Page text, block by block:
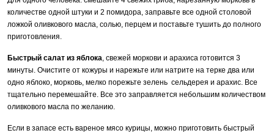
количестве одной штуки и 2 помидора, заправьте все одной столовой
ложкой оливкового масла, солью, перцем и поставьте тушить до полного
приготовления.
Быстрый салат из яблока, свежей моркови и арахиса готовится 3
минуты. Очистите от кожуры и нарежьте или натрите на терке два или
одно яблоко, морковь, мелко порежьте зелень сельдерея и арахис. Все
тщательно перемешайте. Все это заправляется небольшим количеством
оливкового масла по желанию.
Если в запасе есть вареное мясо курицы, можно приготовить быстрый